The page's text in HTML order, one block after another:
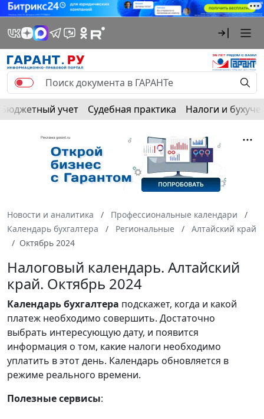
Бюджетный учет Судебная практика Налоги и
Новости и аналитика
Профессиональные календари
Календарь бухгалтера
Региональные
Алтайский край
Октябрь 2024
Налоговый календарь. Алтайский
край. Октябрь 2024
Календарьбухгалтера подскажет, когда и какой
платеж необходимо совершить. Достаточно
выбрать интересующую дату, и появится
информация о том, какие налоги необходимо
уплатить в этот день. Календарь обновляется в
режиме реального времени.
Полезные сервисы: